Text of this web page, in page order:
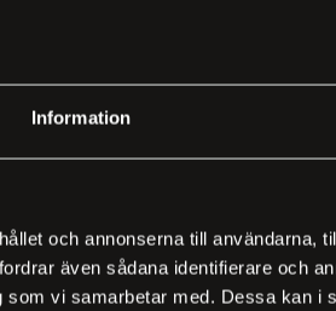
Information
och annonserna till användarna,
även sådana identifierare och
vi samarbetar med. Dessa kan i